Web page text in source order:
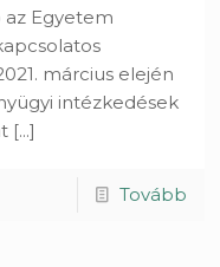
az Egyetem
március elején
intézkedések
[...]
Tovább